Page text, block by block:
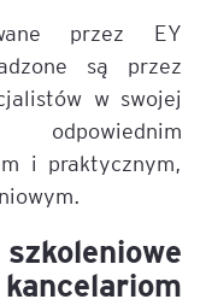
przez EY
są przez
w swojej
i praktycznym,